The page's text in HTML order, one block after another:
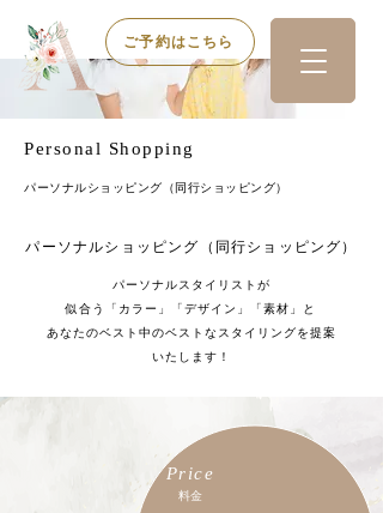
ご予約はこちら
Personal Shopping​
​パーソナルショッピング（同行ショッピング）
​パーソナルショッピング（同行ショッピング）
​パーソナルスタイリストが
似合う「カラー」「デザイン」「素材」と
あなたのベスト中のベストなスタイリングを提案
いたします！
Price
​料金